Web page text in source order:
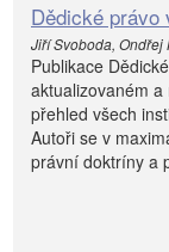
Dědické
Jiří Svoboda, Ondřej
Publikace
aktualizovaném
přehled všech
Autoři se v
právní doktríny a